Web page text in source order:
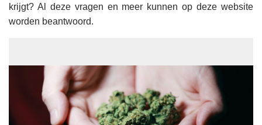
krijgt? Al deze vragen en meer kunnen op deze website
worden beantwoord.